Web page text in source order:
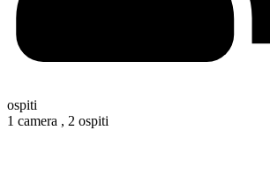
ospiti
1 camera , 2 ospiti